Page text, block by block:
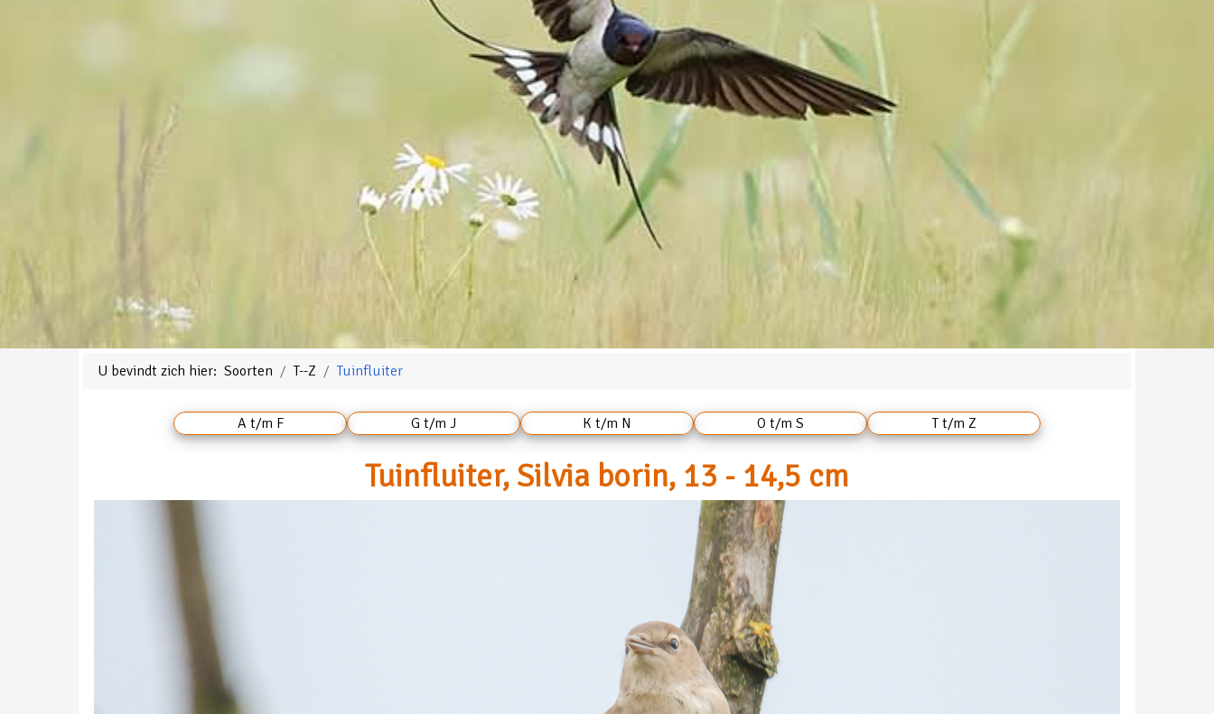
U bevindt zich hier: Soorten T--Z Tuinfluiter
A t/m F G t/m J K t/m N O t/m S T t/m Z
Tuinfluiter, Silvia borin, 13 - 14,5 cm